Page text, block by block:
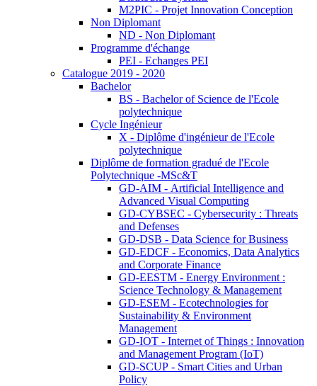
M2PIC - Projet Innovation Conception
Non Diplomant
ND - Non Diplomant
Programme d'échange
PEI - Echanges PEI
Catalogue 2019 - 2020
Bachelor
BS - Bachelor of Science de l'Ecole
polytechnique
Cycle Ingénieur
X - Diplôme d'ingénieur de l'Ecole
polytechnique
Diplôme de formation gradué de l'Ecole
Polytechnique -MSc&T
GD-AIM - Artificial Intelligence and
Advanced Visual Computing
GD-CYBSEC - Cybersecurity : Threats
and Defenses
GD-DSB - Data Science for Business
GD-EDCF - Economics, Data Analytics
and Corporate Finance
GD-EESTM - Energy Environment :
Science Technology & Management
GD-ESEM - Ecotechnologies for
Sustainability & Environment
Management
GD-IOT - Internet of Things : Innovation
and Management Program (IoT)
GD-SCUP - Smart Cities and Urban
Policy